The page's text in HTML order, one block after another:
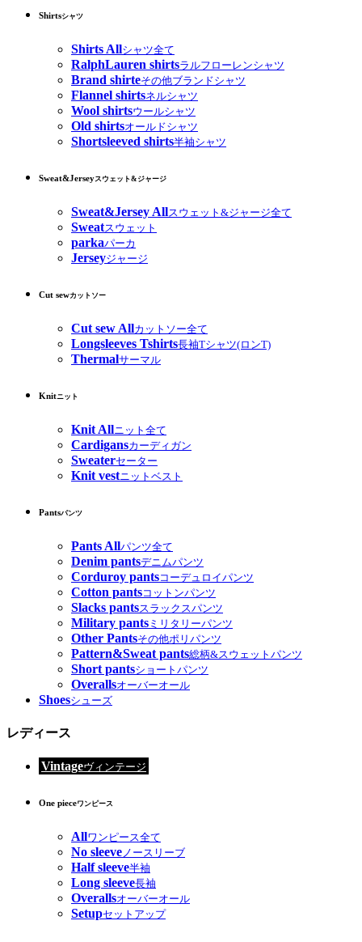
Shirtsシャツ
Shirts Allシャツ全て
RalphLauren shirtsラルフローレンシャツ
Brand shirteその他ブランドシャツ
Flannel shirtsネルシャツ
Wool shirtsウールシャツ
Old shirtsオールドシャツ
Shortsleeved shirts半袖シャツ
Sweat&Jerseyスウェット&ジャージ
Sweat&Jersey Allスウェット&ジャージ全て
Sweatスウェット
parkaパーカ
Jerseyジャージ
Cut sewカットソー
Cut sew Allカットソー全て
Longsleeves Tshirts長袖Tシャツ(ロンT)
Thermalサーマル
Knitニット
Knit Allニット全て
Cardigansカーディガン
Sweaterセーター
Knit vestニットベスト
Pantsパンツ
Pants Allパンツ全て
Denim pantsデニムパンツ
Corduroy pantsコーデュロイパンツ
Cotton pantsコットンパンツ
Slacks pantsスラックスパンツ
Military pants ミリタリーパンツ
Other Pantsその他ポリパンツ
Pattern&Sweat pants総柄&スウェットパンツ
Short pantsショートパンツ
Overallsオーバーオール
Shoesシューズ
レディース
Vintageヴィンテージ
One pieceワンピース
Allワンピース全て
No sleeveノースリーブ
Half sleeve半袖
Long sleeve長袖
Overallsオーバーオール
Setupセットアップ